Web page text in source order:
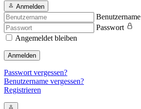
Anmelden
Benutzername
Passwort
Angemeldet bleiben
Anmelden
Passwort vergessen?
Benutzername vergessen?
Registrieren